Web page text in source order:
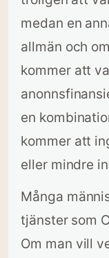
medan en
allmän och
kommer att
en
kommer att
eller mindre
Många
tjänster som
Om man vill